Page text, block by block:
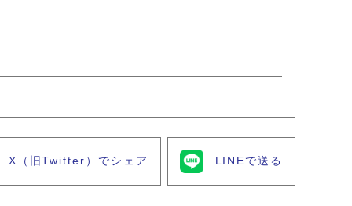
X（旧Twitter）でシェア LINEで送る